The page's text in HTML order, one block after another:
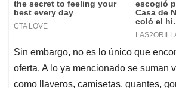
Sin embargo, no es lo único que
oferta. A lo ya mencionado se suman
como llaveros, camisetas, guantes,